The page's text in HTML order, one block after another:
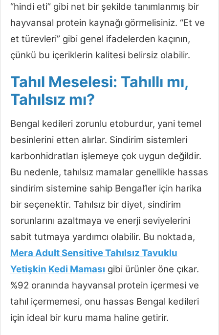
“hindi eti” gibi net bir şekilde tanımlanmış bir
hayvansal protein kaynağı görmelisiniz. “Et ve
et türevleri” gibi genel ifadelerden kaçının,
çünkü bu içeriklerin kalitesi belirsiz olabilir.
Tahıl Meselesi: Tahıllı mı,
Tahılsız mı?
Bengal kedileri zorunlu etoburdur, yani temel
besinlerini etten alırlar. Sindirim sistemleri
karbonhidratları işlemeye çok uygun değildir.
Bu nedenle, tahılsız mamalar genellikle hassas
sindirim sistemine sahip Bengal’ler için harika
bir seçenektir. Tahılsız bir diyet, sindirim
sorunlarını azaltmaya ve enerji seviyelerini
sabit tutmaya yardımcı olabilir. Bu noktada,
Mera Adult Sensitive Tahılsız Tavuklu
Yetişkin Kedi Maması gibi ürünler öne çıkar.
%92 oranında hayvansal protein içermesi ve
tahıl içermemesi, onu hassas Bengal kedileri
için ideal bir kuru mama haline getirir.